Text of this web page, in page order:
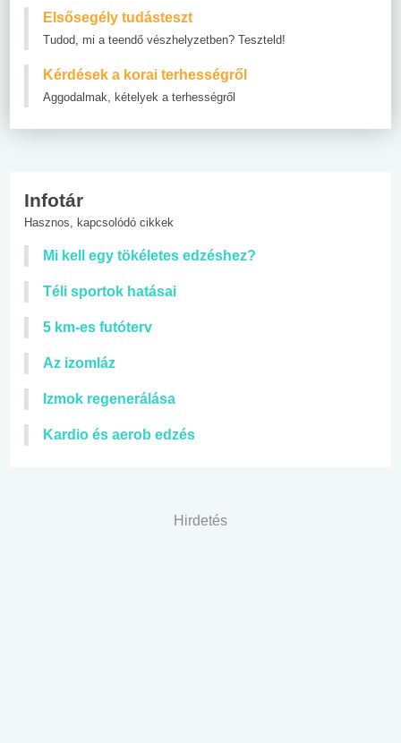
Elsősegély tudásteszt
Tudod, mi a teendő vészhelyzetben? Teszteld!
Kérdések a korai terhességről
Aggodalmak, kételyek a terhességről
Infotár
Hasznos, kapcsolódó cikkek
Mi kell egy tökéletes edzéshez?
Téli sportok hatásai
5 km-es futóterv
Az izomláz
Izmok regenerálása
Kardio és aerob edzés
Hirdetés